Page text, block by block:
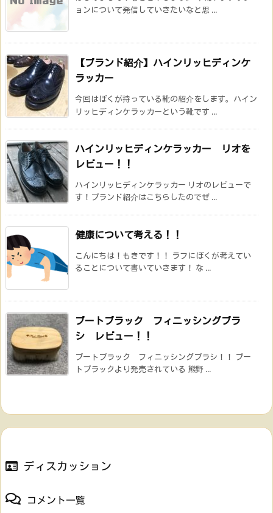
ョンについて発信していきたいなと思 ...
【ブランド紹介】ハインリッヒディンケ
ラッカー
今回はぼくが持っている靴の紹介をします。ハイン
リッヒディンケラッカーという靴です ...
ハインリッヒディンケラッカー リオを
レビュー！！
ハインリッヒディンケラッカー リオのレビューで
す！ブランド紹介はこちらしたのでぜ ...
健康について考える！！
こんにちは！もきです！！ ラフにぼくが考えてい
ることについて書いていきます！ な ...
ブートブラック フィニッシングブラ
シ レビュー！！
ブートブラック フィニッシングブラシ！！ ブー
トブラックより発売されている 熊野 ...
ディスカッション
コメント一覧